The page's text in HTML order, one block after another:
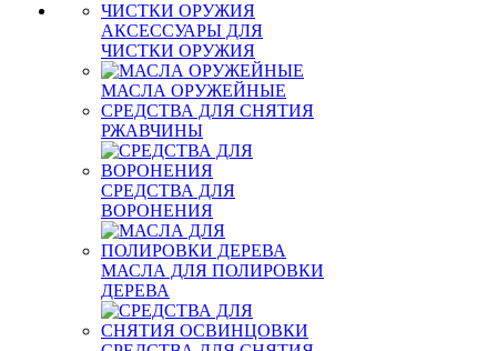
АКСЕССУАРЫ ДЛЯ
ЧИСТКИ ОРУЖИЯ
МАСЛА ОРУЖЕЙНЫЕ
СРЕДСТВА ДЛЯ СНЯТИЯ
РЖАВЧИНЫ
СРЕДСТВА ДЛЯ
ВОРОНЕНИЯ
МАСЛА ДЛЯ ПОЛИРОВКИ
ДЕРЕВА